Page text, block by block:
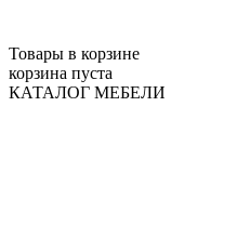
Товары в корзине
корзина пуста
КАТАЛОГ МЕБЕЛИ